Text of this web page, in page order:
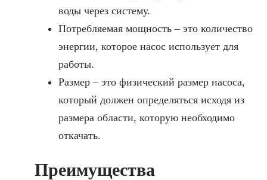
воды через систему.
Потребляемая мощность – это количество
энергии, которое насос использует для
работы.
Размер – это физический размер насоса,
который должен определяться исходя из
размера области, которую необходимо
откачать.
Преимущества